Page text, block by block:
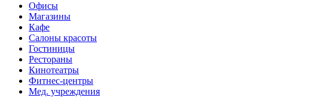
Офисы
Магазины
Кафе
Салоны красоты
Гостиницы
Рестораны
Кинотеатры
Фитнес-центры
Мед. учреждения